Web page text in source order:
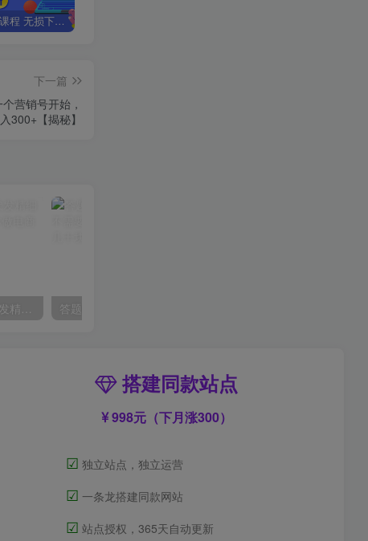
全网VIP课程 无损下载~
下一篇
营销号开始，
300+【揭秘】
淘差价课程，淘宝一件代发精细化运营模式，不囤货低成本做电商(更新26年6月)
搭建同款站点
998元（下月涨300）
☑ 独立站点，独立运营
☑ 一条龙搭建同款网站
☑ 站点授权，365天自动更新